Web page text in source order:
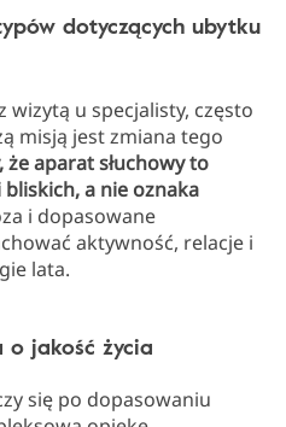
dotyczących ubytku
wizytą u specjalisty, często
misją jest zmiana tego
że aparat słuchowy to
a nie oznaka
i dopasowane
aktywność, relacje i
lata.
o jakość życia
się po dopasowaniu